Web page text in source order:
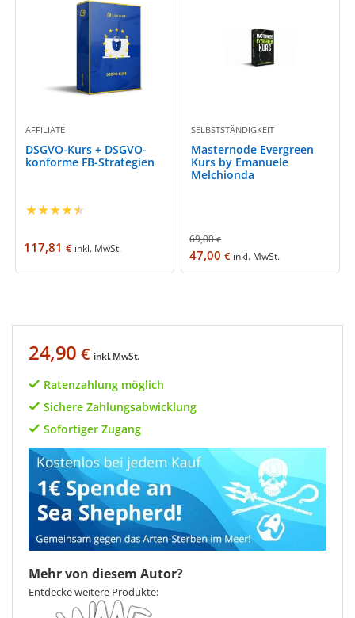
AFFILIATE
DSGVO-Kurs + DSGVO-
konforme FB-Strategien
★★★★★
117,81€ inkl. MwSt.
SELBSTSTÄNDIGKEIT
Masternode Evergreen
Kurs by Emanuele
Melchionda
69,00€
47,00€ inkl. MwSt.
24,90 € inkl. MwSt.
Ratenzahlung möglich
Sichere Zahlungsabwicklung
Sofortiger Zugang
Mehr von diesem Autor?
Entdecke weitere Produkte: